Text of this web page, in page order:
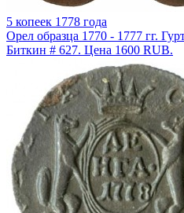
5 копеек 1778 года
Орел образца 1770 - 1777 гг.
Биткин # 627. Цена 1600 RUB.